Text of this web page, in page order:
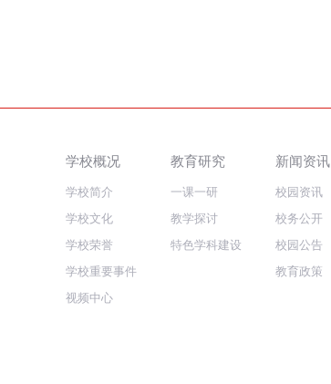
学校概况
学校简介
学校文化
学校荣誉
学校重要事件
视频中心
教育研究
一课一研
教学探讨
特色学科建设
新闻资讯
校园资讯
校务公开
校园公告
教育政策